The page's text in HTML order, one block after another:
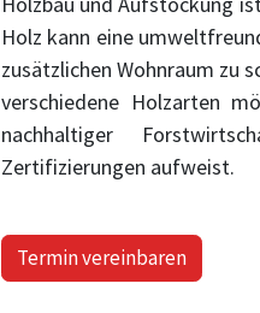
Holz kann eine
zusätzlichen Wohnraum zu
verschiedene Holzarten
nachhaltiger
Zertifizierungen aufweist.
Termin vereinbaren